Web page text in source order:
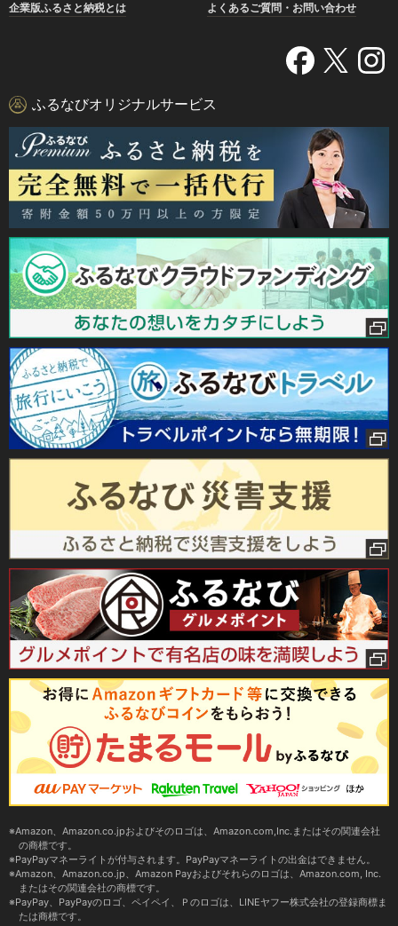
企業版ふるさと納税とは
よくあるご質問・お問い合わせ
ふるなびオリジナルサービス
Amazon、Amazon.co.jpおよびそのロゴは、Amazon.com,Inc.またはその関連会社
の商標です。
PayPayマネーライトが付与されます。PayPayマネーライトの出金はできません。
Amazon、Amazon.co.jp、Amazon Payおよびそれらのロゴは、Amazon.com, Inc.
またはその関連会社の商標です。
PayPay、PayPayのロゴ、ペイペイ、Ｐのロゴは、LINEヤフー株式会社の登録商標ま
たは商標です。